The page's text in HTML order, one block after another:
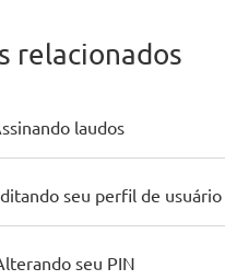
relacionados
laudos
seu perfil de usuário
seu PIN